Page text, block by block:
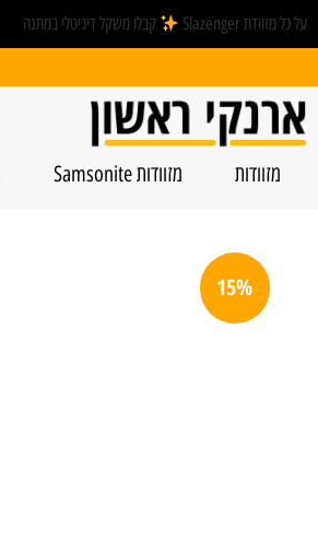
על כל מזוודת Slazenger קבלו משקל דיגיטלי במתנה
מזוודות מזוודות Samsonite
15%